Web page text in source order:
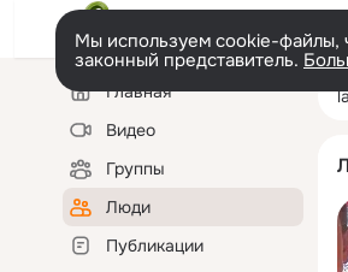
Мы используем cookie-файлы,
законный представитель.
Левая
колонкаГлавная
Видео
Группы
Люди
Публикации